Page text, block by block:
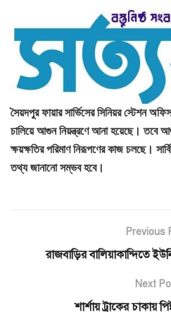
সৈয়দপুর ফায়ার সার্ভিসের সিনিয়র স্টেশন
চালিয়ে আগুন নিয়ন্ত্রণে আনা হয়েছে। তবে
ক্ষয়ক্ষতির পরিমাণ নিরূপণের কাজ চলছে।
তথ্য জানানো সম্ভব হবে।
Previous
রাজবাড়ির বালিয়াকান্দিতে
Next
শার্শায় ট্রাকের চাকায়